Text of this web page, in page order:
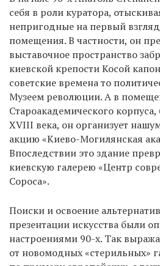
себя в роли куратора,
непригодные на первый
помещения. В частности, он
выставочное пространство
киевской крепости Косой
советские времена то
Музеем революции. А в
Староакадемического
XVIII века, он организует
акцию «Киево-Могилянская
Впоследствии это здание
киевскую галерею «Центр
Сороса».
Поиски и освоение
презентации искусства были
настроениями 90-х. Так
от новомодных «стерильных»